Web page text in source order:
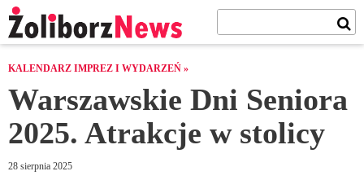
KALENDARZ IMPREZ I WYDARZEŃ »
Warszawskie Dni Seniora
2025. Atrakcje w stolicy
28 sierpnia 2025